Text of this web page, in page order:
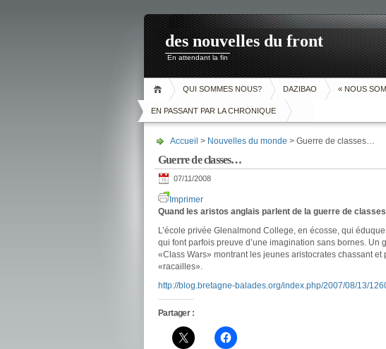
des nouvelles du front
En attendant la fin
QUI SOMMES NOUS? DAZIBAO « NOUS
EN PASSANT PAR LA CHRONIQUE
Accueil > Nouvelles du monde > Guerre de classes…
Guerre de classes…
07/11/2008
Imprimer
Quand les aristos anglais parlent de la guerre de
L’école privée Glenalmond College, en écosse, qui
qui font parfois preuve d’une imagination sans bornes. Un
«Class Wars» montrant les jeunes aristocrates chassant
«racailles».
http://blog.bretagne-balades.org/index.php/2007/08/13/
Partager :